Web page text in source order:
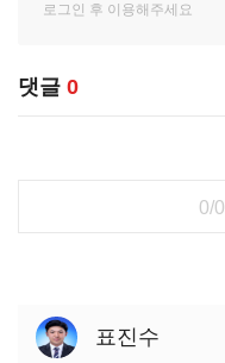
댓글 0
0/0
표진수